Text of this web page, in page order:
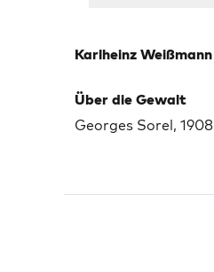
Karlheinz Weißmann
Über die Gewalt
Georges Sorel, 1908